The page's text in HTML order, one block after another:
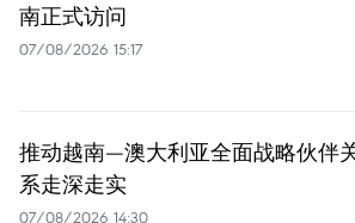
南正式访问
07/08/2026 15:17
推动越南—澳大利亚全面战略伙伴
系走深走实
07/08/2026 14:30